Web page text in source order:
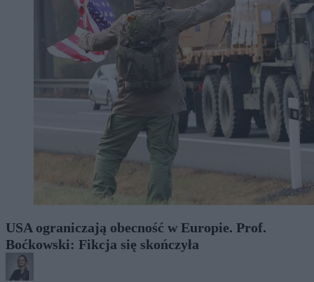
USA ograniczają obecność w Europie. Prof.
Boćkowski: Fikcja się skończyła